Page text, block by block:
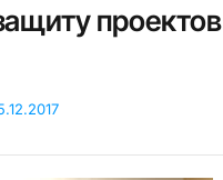
проектов